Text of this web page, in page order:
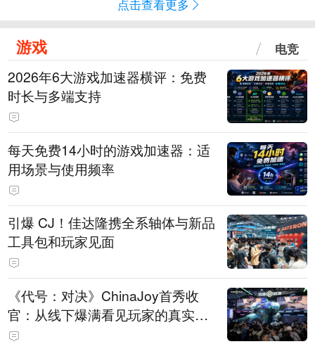
点击查看更多
游戏 电竞
2026年6大游戏加速器横评：免费
时长与多端支持
每天免费14小时的游戏加速器：适
用场景与使用频率
引爆 CJ！佳达隆携全系轴体与新品
工具包和玩家见面
《代号：对决》ChinaJoy首秀收
官：从线下爆满看见玩家的真实期
待